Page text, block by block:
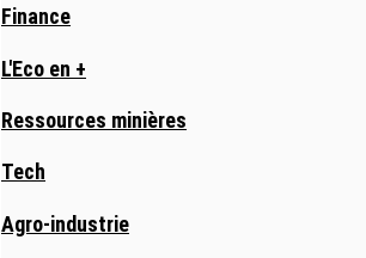
Finance
L'Eco en +
Ressources minières
Tech
Agro-industrie